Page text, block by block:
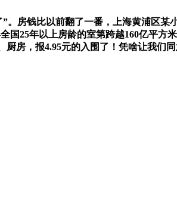
房钱比以前翻了一番，上海黄浦区某
25年以上房龄的室第跨越160亿平方
房，报4.95元的入围了！凭啥让我们